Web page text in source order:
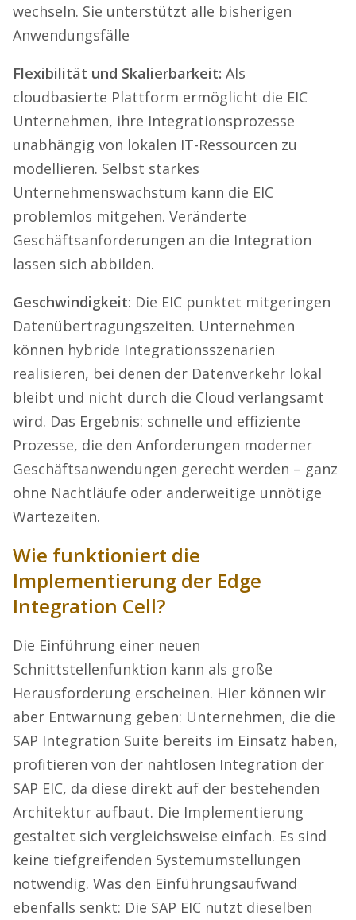
wechseln. Sie unterstützt alle bisherigen
Anwendungsfälle
Flexibilität und Skalierbarkeit: Als
cloudbasierte Plattform ermöglicht die EIC
Unternehmen, ihre Integrationsprozesse
unabhängig von lokalen IT-Ressourcen zu
modellieren. Selbst starkes
Unternehmenswachstum kann die EIC
problemlos mitgehen. Veränderte
Geschäftsanforderungen an die Integration
lassen sich abbilden.
Geschwindigkeit: Die EIC punktet mitgeringen
Datenübertragungszeiten. Unternehmen
können hybride Integrationsszenarien
realisieren, bei denen der Datenverkehr lokal
bleibt und nicht durch die Cloud verlangsamt
wird. Das Ergebnis: schnelle und effiziente
Prozesse, die den Anforderungen moderner
Geschäftsanwendungen gerecht werden – ganz
ohne Nachtläufe oder anderweitige unnötige
Wartezeiten.
Wie funktioniert die
Implementierung der Edge
Integration Cell?
Die Einführung einer neuen
Schnittstellenfunktion kann als große
Herausforderung erscheinen. Hier können wir
aber Entwarnung geben: Unternehmen, die die
SAP Integration Suite bereits im Einsatz haben,
profitieren von der nahtlosen Integration der
SAP EIC, da diese direkt auf der bestehenden
Architektur aufbaut. Die Implementierung
gestaltet sich vergleichsweise einfach. Es sind
keine tiefgreifenden Systemumstellungen
notwendig. Was den Einführungsaufwand
ebenfalls senkt: Die SAP EIC nutzt dieselben